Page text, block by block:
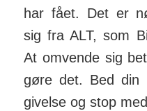
har fået. Det er
sig fra ALT, som
At om­vende sig
gøre det. Bed din
givelse og stop